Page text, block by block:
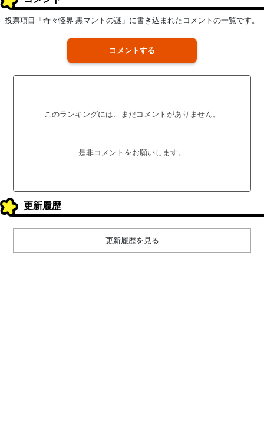
投票項目「奇々怪界 黒マントの謎」に書き込まれたコメントの一覧です。
コメントする
このランキングには、まだコメントがありません。
是非コメントをお願いします。
更新履歴
更新履歴を見る